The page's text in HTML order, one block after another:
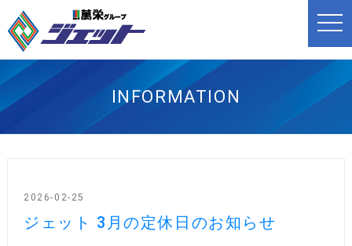
t
o
n
g
INFORMATION
2026-02-25
ジェット 3月の定休日のお知らせ